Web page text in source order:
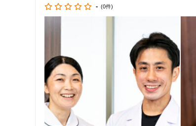
【住所】福岡県福岡市南区大橋1−815-0042−21−405
- (0件)